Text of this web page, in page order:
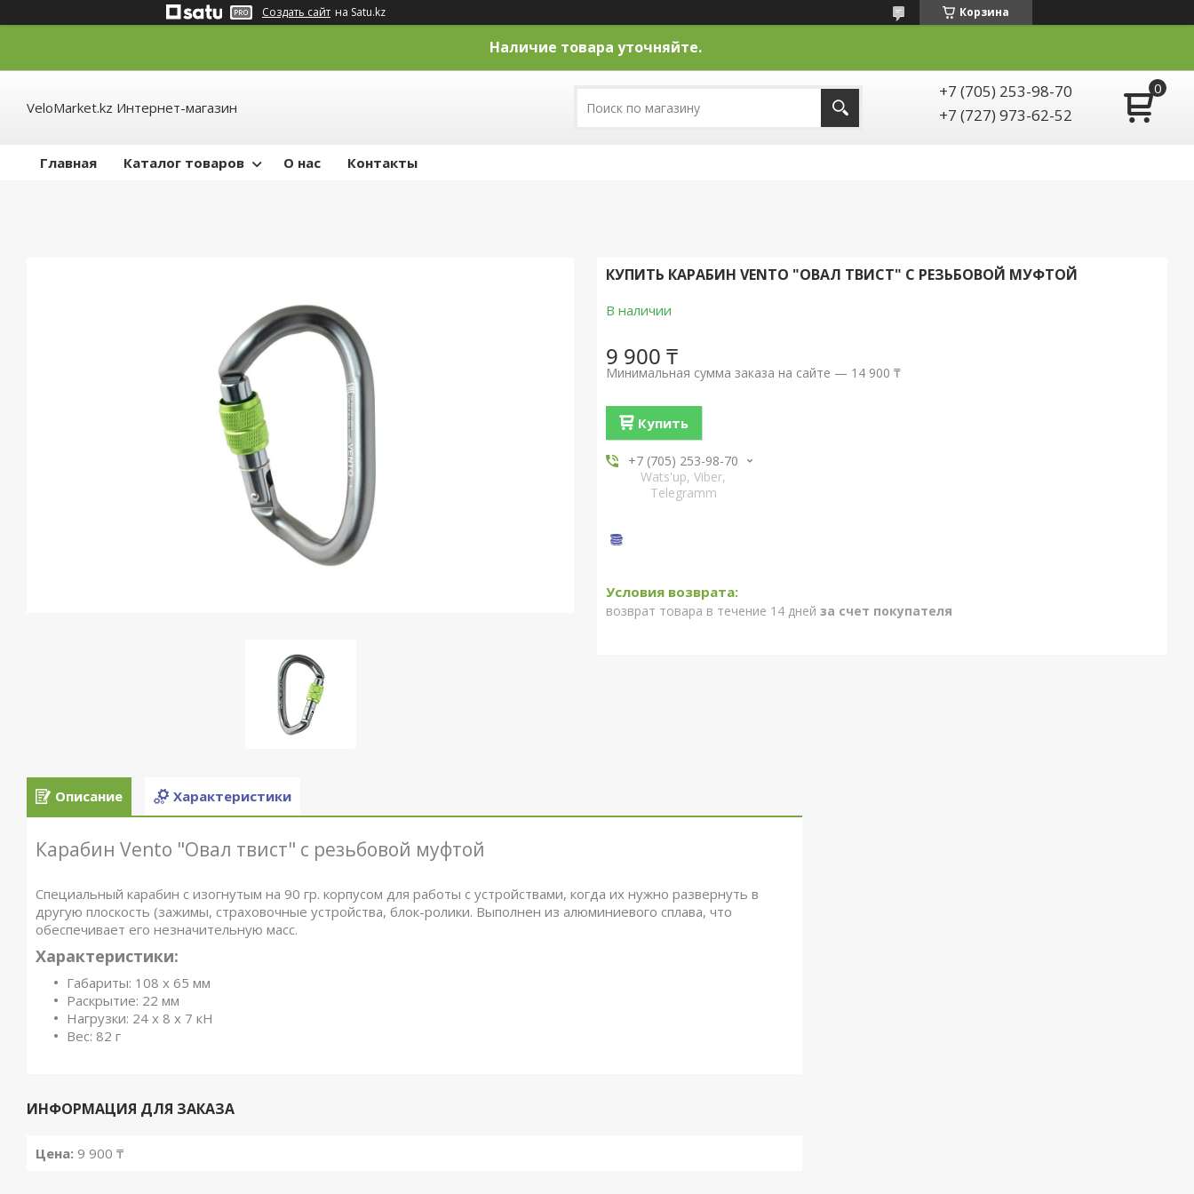
Создать сайт на Satu.kz Корзина
Наличие товара уточняйте.
VeloMarket.kz Интернет-магазин
+7 (705) 253-98-70
+7 (727) 973-62-52
Главная Каталог товаров О нас Контакты
КУПИТЬ КАРАБИН VENTO "ОВАЛ ТВИСТ" С РЕЗЬБОВОЙ МУФТОЙ
В наличии
9 900 ₸
Минимальная сумма заказа на сайте — 14 900 ₸
Купить
+7 (705) 253-98-70
Wats'up, Viber,
Telegramm
возврат товара в течение 14 дней за счет покупателя
Описание Характеристики
Карабин Vento "Овал твист" с резьбовой муфтой
Специальный карабин с изогнутым на 90 гр. корпусом для работы с устройствами, когда их нужно развернуть в
другую плоскость (зажимы, страховочные устройства, блок-ролики. Выполнен из алюминиевого сплава, что
обеспечивает его незначительную масс.
Характеристики:
Габариты: 108 х 65 мм
Раскрытие: 22 мм
Нагрузки: 24 х 8 х 7 кН
Вес: 82 г
ИНФОРМАЦИЯ ДЛЯ ЗАКАЗА
Цена: 9 900 ₸